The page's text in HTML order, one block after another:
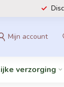
Mijn account
verzorging